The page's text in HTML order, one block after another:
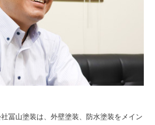
冨山塗装は、外壁塗装、防水塗装をメイン